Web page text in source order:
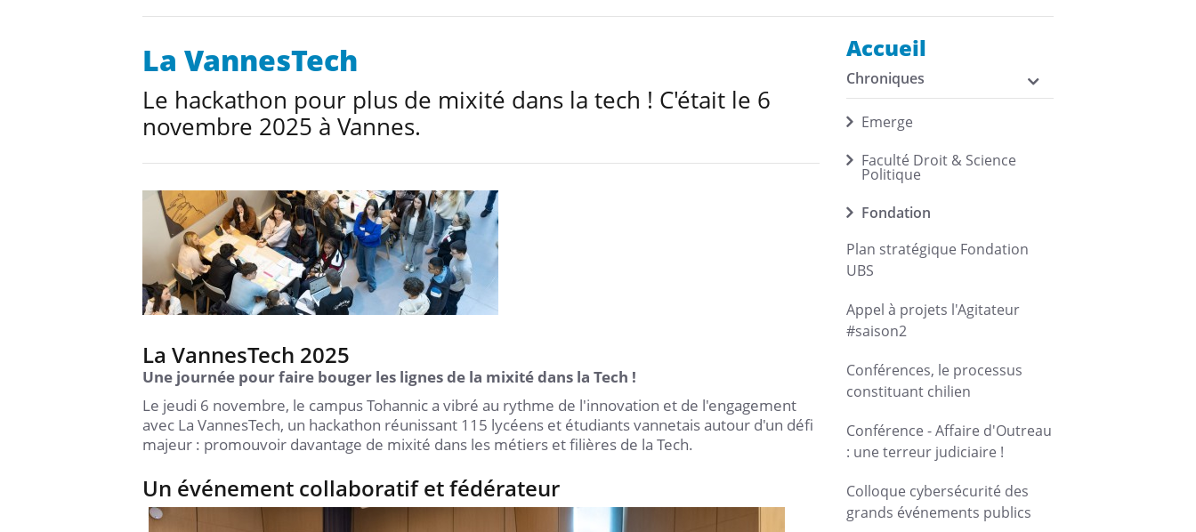
La VannesTech
Le hackathon pour plus de mixité dans la tech ! C'était le 6
novembre 2025 à Vannes.
La VannesTech 2025
Une journée pour faire bouger les lignes de la mixité dans la Tech !
Le jeudi 6 novembre, le campus Tohannic a vibré au rythme de l'innovation et de l'engagement
avec La VannesTech, un hackathon réunissant 115 lycéens et étudiants vannetais autour d'un défi
majeur : promouvoir davantage de mixité dans les métiers et filières de la Tech.
Un événement collaboratif et fédérateur
Accueil
Chroniques
Emerge
Faculté Droit & Science
Politique
Fondation
Plan stratégique Fondation
UBS
Appel à projets l'Agitateur
#saison2
Conférences, le processus
constituant chilien
Conférence - Affaire d'Outreau
: une terreur judiciaire !
Colloque cybersécurité des
grands événements publics